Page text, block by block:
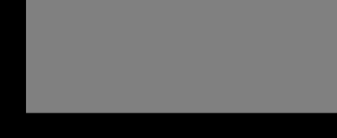
關於M+藏品